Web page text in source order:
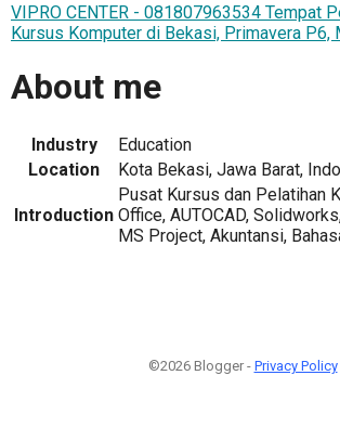
VIPRO CENTER - 081807963534 Tempat
Kursus Komputer di Bekasi, Primavera P6,
About me
Industry
Education
Location
Kota Bekasi, Jawa Barat,
Introduction
Pusat Kursus dan Pelatihan
Office, AUTOCAD,
MS Project, Akuntansi,
©2026 Blogger - Privacy Policy